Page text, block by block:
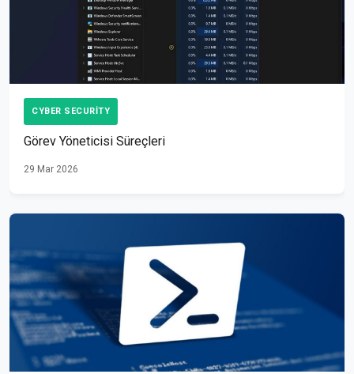
CYBER SECURITY
Görev Yöneticisi Süreçleri
29 Mar 2026